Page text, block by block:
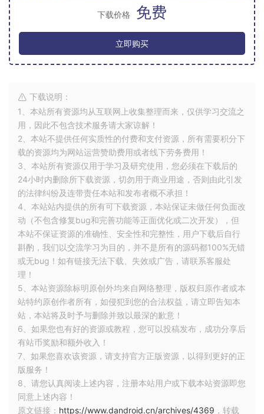
下载价格 免费
立即购买
下载说明：
1、本站所有资源均从互联网上收集整理而来，仅供学习交流之
用，因此不包含技术服务请大家谅解！
2、本站不提供任何实质性的付费和支付资源，所有需要积分下
载的资源均为网站运营赞助费用或者线下劳务费用！
3、本站所有资源仅用于学习及研究使用，您必须在下载后的
24小时内删除所下载资源，切勿用于商业用途，否则由此引发
的法律纠纷及连带责任本站和发布者概不承担！
4、本站站内提供的所有可下载资源，本站保证未做任何负面改
动（不包含修复bug和完善功能等正面优化或二次开发），但
本站不保证资源的准确性、安全性和完整性，用户下载后自行
斟酌，我们以交流学习为目的，并不是所有的源码都100%无错
或无bug！如有链接无法下载、失效或广告，请联系客服处
理！
5、本站资源除标明原创外均来自网络整理，版权归原作者或本
站特约原创作者所有，如侵犯到您的合法权益，请立即告知本
站，本站将及时予与删除并致以最深的歉意！
6、如果您也有好的资源或教程，您可以投稿发布，成功分享后
有站币奖励和额外收入！
7、如果您喜欢该资源，请支持官方正版资源，以得到更好的正
版服务！
8、请您认真阅读上述内容，注册本站用户或下载本站资源即您
同意上述内容！
原文链接： https://www.dandroid.cn/archives/4369 ，转载